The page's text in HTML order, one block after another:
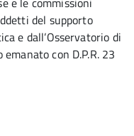
del supporto
e dall’Osservatorio di
con D.P.R. 23